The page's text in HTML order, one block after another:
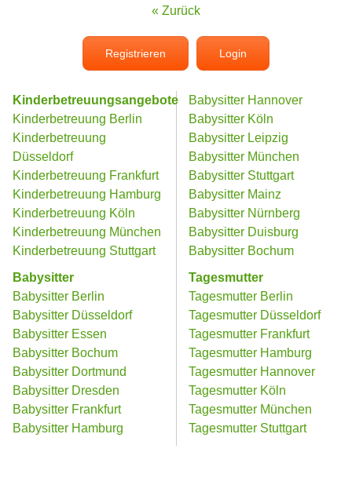
« Zurück
Registrieren Login
Kinderbetreuungsangebote
Kinderbetreuung Berlin
Kinderbetreuung
Düsseldorf
Kinderbetreuung Frankfurt
Kinderbetreuung Hamburg
Kinderbetreuung Köln
Kinderbetreuung München
Kinderbetreuung Stuttgart
Babysitter
Babysitter Berlin
Babysitter Düsseldorf
Babysitter Essen
Babysitter Bochum
Babysitter Dortmund
Babysitter Dresden
Babysitter Frankfurt
Babysitter Hamburg
Babysitter Hannover
Babysitter Köln
Babysitter Leipzig
Babysitter München
Babysitter Stuttgart
Babysitter Mainz
Babysitter Nürnberg
Babysitter Duisburg
Babysitter Bochum
Tagesmutter
Tagesmutter Berlin
Tagesmutter Düsseldorf
Tagesmutter Frankfurt
Tagesmutter Hamburg
Tagesmutter Hannover
Tagesmutter Köln
Tagesmutter München
Tagesmutter Stuttgart